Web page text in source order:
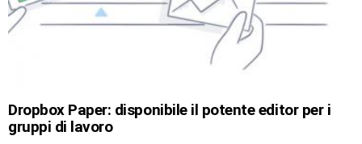
Dropbox Paper: disponibile il potente editor per i
gruppi di lavoro